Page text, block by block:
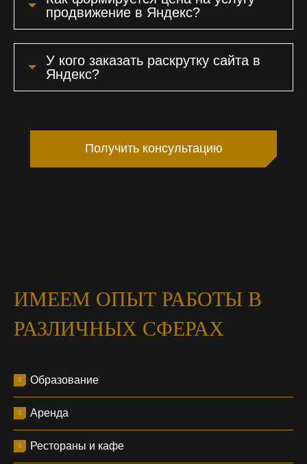
продвижение в Яндекс?
У кого заказать раскрутку сайта в
Яндекс?
Получить консультацию
ИМЕЕМ ОПЫТ РАБОТЫ В
РАЗЛИЧНЫХ СФЕРАХ
Образование
Аренда
Рестораны и кафе